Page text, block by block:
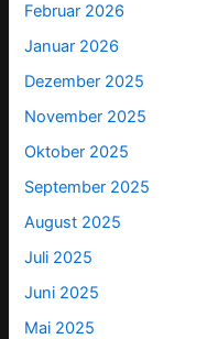
Februar 2026
Januar 2026
Dezember 2025
November 2025
Oktober 2025
September 2025
August 2025
Juli 2025
Juni 2025
Mai 2025